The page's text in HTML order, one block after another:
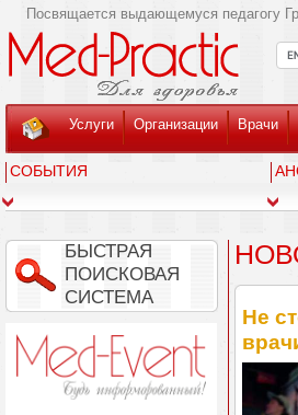
Посвящается выдающемуся педагогу
Услуги Организации Врачи
СОБЫТИЯ
БЫСТРАЯ
ПОИСКОВАЯ
СИСТЕМА
Не